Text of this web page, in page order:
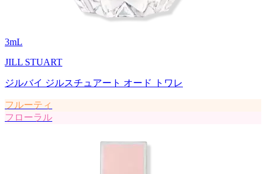
3mL
JILL STUART
ジルバイ ジルスチュアート オード トワレ
フルーティ
フローラル